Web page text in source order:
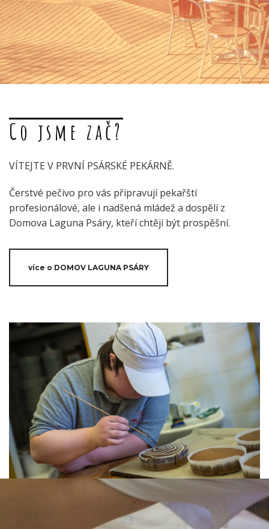
Co jsme zač?
VÍTEJTE V PRVNÍ PSÁRSKÉ PEKÁRNĚ.
Čerstvé pečivo pro vás připravují pekařští
profesionálové, ale i nadšená mládež a dospělí z
Domova Laguna Psáry, kteří chtějí být prospěšní.
více o DOMOV LAGUNA PSÁRY